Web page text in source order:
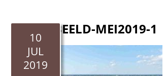
10
JUL
2019
DRONEBEELD-MEI2019-1